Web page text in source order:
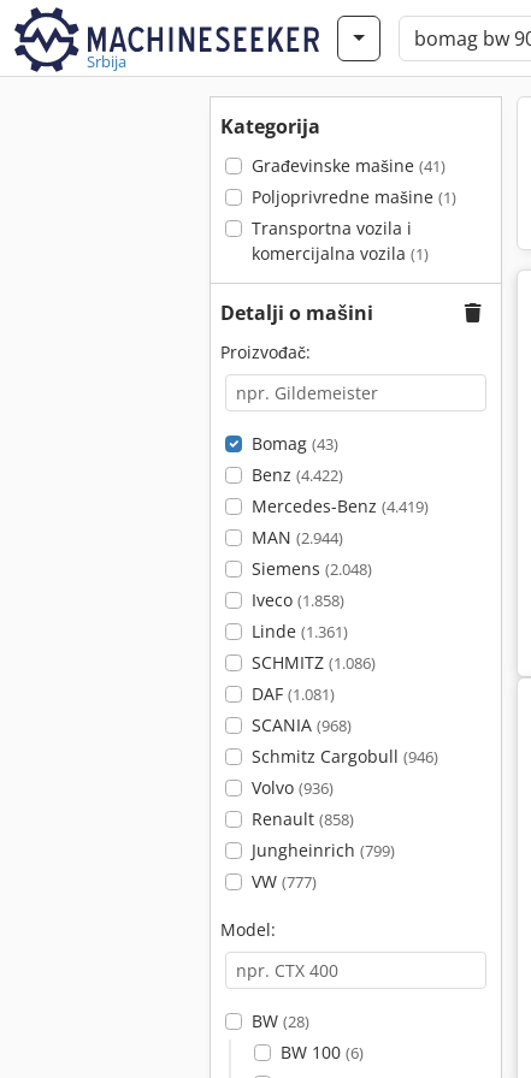
Srbija
Kategorija
Građevinske mašine (41)
Poljoprivredne mašine (1)
Transportna vozila i
komercijalna vozila (1)
Detalji o mašini
Proizvođač:
Bomag (43)
Benz (4.422)
Mercedes-Benz (4.419)
MAN (2.944)
Siemens (2.048)
Iveco (1.858)
Linde (1.361)
SCHMITZ (1.086)
DAF (1.081)
SCANIA (968)
Schmitz Cargobull (946)
Volvo (936)
Renault (858)
Jungheinrich (799)
VW (777)
Model:
BW (28)
BW 100 (6)